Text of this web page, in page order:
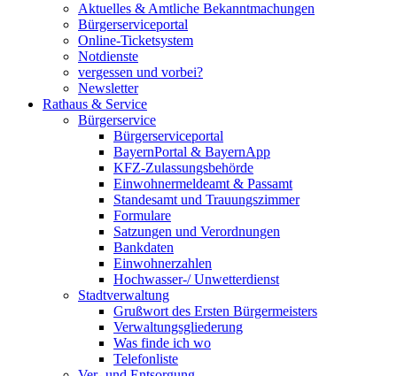
Aktuelles & Amtliche Bekanntmachungen
Bürgerserviceportal
Online-Ticketsystem
Notdienste
vergessen und vorbei?
Newsletter
Rathaus & Service
Bürgerservice
Bürgerserviceportal
BayernPortal & BayernApp
KFZ-Zulassungsbehörde
Einwohnermeldeamt & Passamt
Standesamt und Trauungszimmer
Formulare
Satzungen und Verordnungen
Bankdaten
Einwohnerzahlen
Hochwasser-/ Unwetterdienst
Stadtverwaltung
Grußwort des Ersten Bürgermeisters
Verwaltungsgliederung
Was finde ich wo
Telefonliste